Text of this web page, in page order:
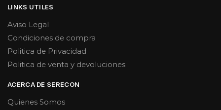
LINKS UTILES
Aviso Legal
Condiciones de compra
Politica de Privacidad
Politica de venta y devoluciones
ACERCA DE SERECON
Quienes Somos